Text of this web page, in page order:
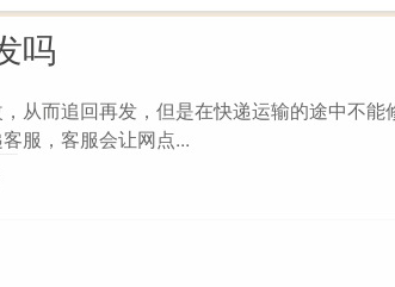
吗
从而追回再发，但是在快递运输的途中不能
服，客服会让网点...